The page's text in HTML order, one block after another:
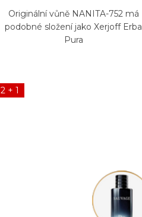
Originální vůně NANITA-752 má
podobné složení jako Xerjoff Erba
Pura
2 + 1